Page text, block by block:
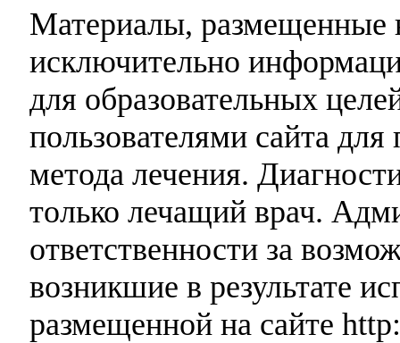
Материалы, размещенные
исключительно
для образовательных
пользователями сайта
метода лечения.
только лечащий врач.
ответственности за
возникшие в результате
размещенной на сайте